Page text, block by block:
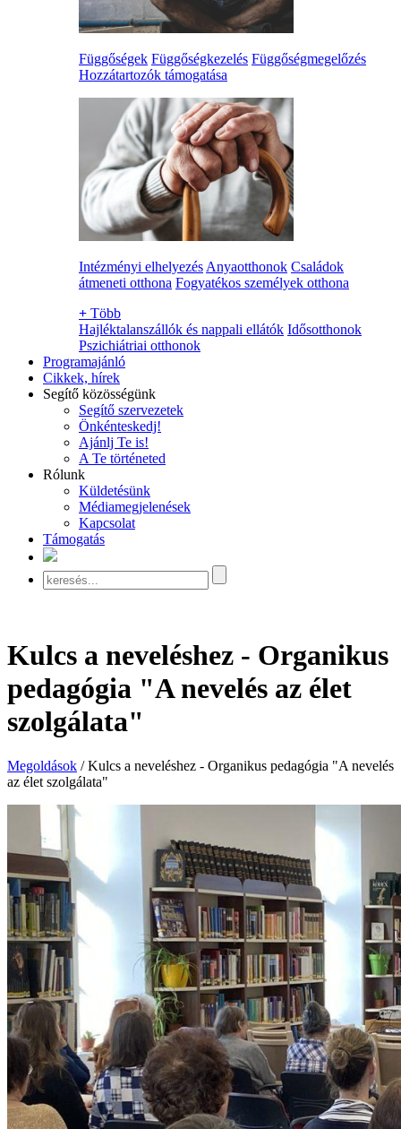
Függőségek Függőségkezelés Függőségmegelőzés
Hozzátartozók támogatása
Intézményi elhelyezés Anyaotthonok Családok
átmeneti otthona Fogyatékos személyek otthona
+ Több
Hajléktalanszállók és nappali ellátók Idősotthonok
Pszichiátriai otthonok
Programajánló
Cikkek, hírek
Segítő közösségünk
Segítő szervezetek
Önkénteskedj!
Ajánlj Te is!
A Te történeted
Rólunk
Küldetésünk
Médiamegjelenések
Kapcsolat
Támogatás
Kulcs a neveléshez - Organikus
pedagógia "A nevelés az élet
szolgálata"
Megoldások /Kulcs a neveléshez - Organikus pedagógia "A nevelés
az élet szolgálata"